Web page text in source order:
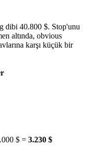
dibi 40.800 $. Stop'unu
altında, obvious
karşı küçük bir
$ = 3.230 $